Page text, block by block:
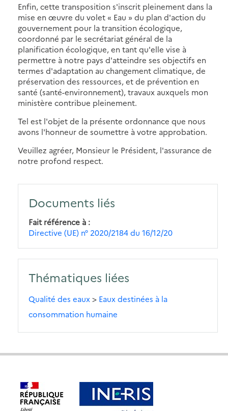
Enfin, cette transposition s'inscrit pleinement dans la
mise en œuvre du volet « Eau » du plan d'action du
gouvernement pour la transition écologique,
coordonné par le secrétariat général de la
planification écologique, en tant qu'elle vise à
permettre à notre pays d'atteindre ses objectifs en
termes d'adaptation au changement climatique, de
préservation des ressources, et de prévention en
santé (santé-environnement), travaux auxquels mon
ministère contribue pleinement.
Tel est l'objet de la présente ordonnance que nous
avons l'honneur de soumettre à votre approbation.
Veuillez agréer, Monsieur le Président, l'assurance de
notre profond respect.
Documents liés
Fait référence à
Directive (UE) n° 2020/2184 du 16/12/20
Thématiques liées
Qualité des eaux> Eaux destinées à la
consommation humaine